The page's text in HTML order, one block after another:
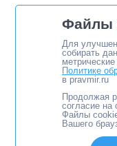
Файлы
Для
собирать
Политике
в pravmir.ru
Продолжая
согласие на
Файлы
Вашего